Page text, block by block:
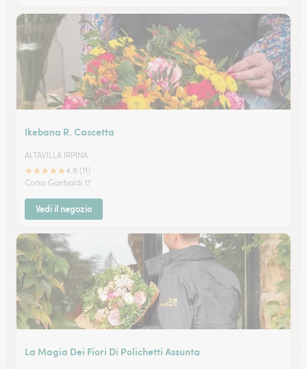
Ikebana R. Cascetta
ALTAVILLA IRPINA
★★★★★4.8 (11)
Corso Garibaldi 17
Vedi il negozio
La Magia Dei Fiori Di Polichetti Assunta